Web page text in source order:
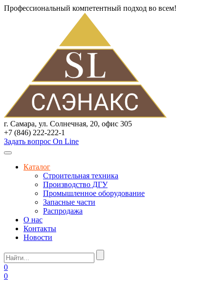
Профессиональный компетентный подход во всем!
г. Самара, ул. Солнечная, 20, офис 305
+7 (846) 222-222-1
Задать вопрос On Line
Каталог
Строительная техника
Производство ДГУ
Промышленное оборудование
Запасные части
Распродажа
О нас
Контакты
Новости
0
0